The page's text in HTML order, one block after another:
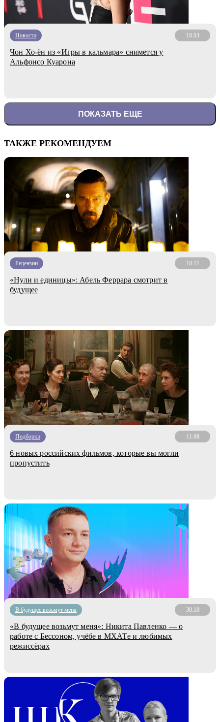
Новости 18.03
Чон Хо-ён из «Игры в кальмара» снимется у
Альфонсо Куарона
ПОКАЗАТЬ ЕЩЕ
ТАКЖЕ РЕКОМЕНДУЕМ
Рецензии 18.11
«Нули и единицы»: Абель Феррара смотрит в
будущее
Подборки 11.08
6 новых российских фильмов, которые вы могли
пропустить
В будущее возьмут меня 30.10
«В будущее возьмут меня»: Никита Павленко — о
работе с Бессоном, учёбе в МХАТе и любимых
режиссёрах